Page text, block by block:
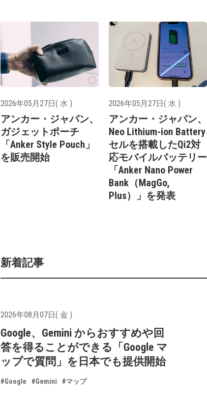
2026年05月27日( 水 )
アンカー・ジャパン、
ガジェットポーチ
「Anker Style Pouch」
を販売開始
2026年05月27日( 水 )
アンカー・ジャパン、
Neo Lithium-ion Battery
セルを搭載したQi2対
応モバイルバッテリー
「Anker Nano Power
Bank（MagGo,
Plus）」を発表
新着記事
2026年08月07日( 金 )
Google、Gemini からおすすめや回
答を得ることができる「Google マ
ップで質問」を日本でも提供開始
#Google #Gemini #マップ